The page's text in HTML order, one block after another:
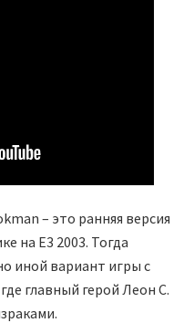
– это ранняя версия
на E3 2003. Тогда
иной вариант игры с
главный герой Леон С.